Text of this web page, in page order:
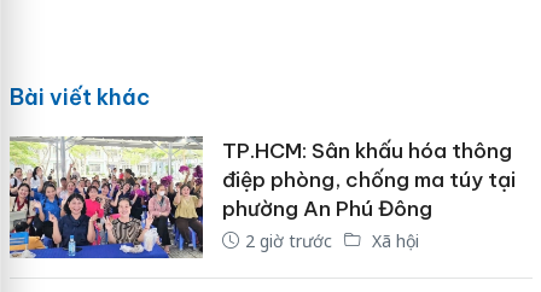
Bài viết khác
TP.HCM: Sân khấu hóa thông
điệp phòng, chống ma túy tại
phường An Phú Đông
2 giờ trước Xã hội